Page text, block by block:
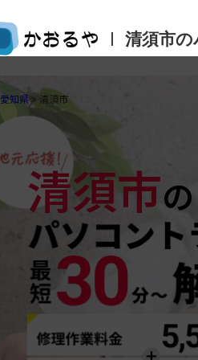
| 清須市
愛知県> 清須市
清須市の